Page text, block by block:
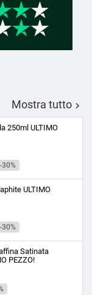
Mostra tutto 
250ml ULTIMO
-30%
ULTIMO
-30%
Satinata
PEZZO!